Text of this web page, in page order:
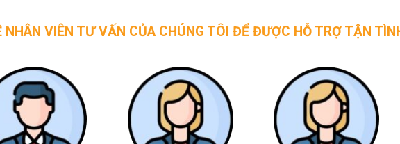
VẤN CỦA CHÚNG TÔI ĐỂ ĐƯỢC HỖ TRỢ TẬN